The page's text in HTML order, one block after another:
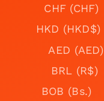
CHF (CHF)
HKD (HKD$)
AED (AED)
BRL (R$)
BOB (Bs.)